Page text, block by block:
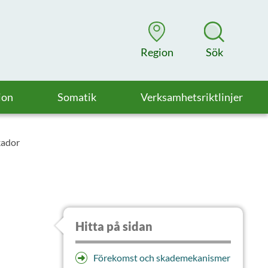
Region Sök
Somatik Verksamhetsriktlinjer
Hitta på sidan
Förekomst och skademekanismer